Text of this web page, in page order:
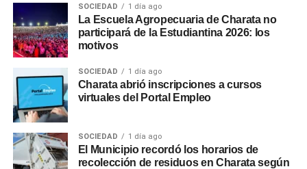
SOCIEDAD 1 día ago
La Escuela Agropecuaria de Charata no
participará de la Estudiantina 2026: los
motivos
SOCIEDAD 1 día ago
Charata abrió inscripciones a cursos
virtuales del Portal Empleo
SOCIEDAD 1 día ago
El Municipio recordó los horarios de
recolección de residuos en Charata según